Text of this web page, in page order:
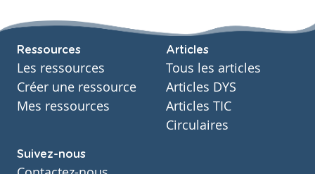
Ressources
Les ressources
Créer une ressource
Mes ressources
Articles
Tous les articles
Articles DYS
Articles TIC
Circulaires
Suivez-nous